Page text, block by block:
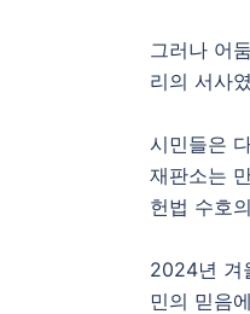
그러나 어
리의 서사
시민들은
재판소는
헌법 수호
2024년 겨
민의 믿음